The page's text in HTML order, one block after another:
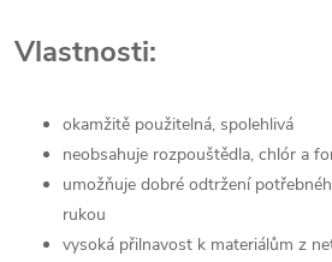
Vlastnosti:
okamžitě použitelná, spolehlivá
neobsahuje rozpouštědla, chlór a
umožňuje dobré odtržení
rukou
vysoká přilnavost k materiálům z